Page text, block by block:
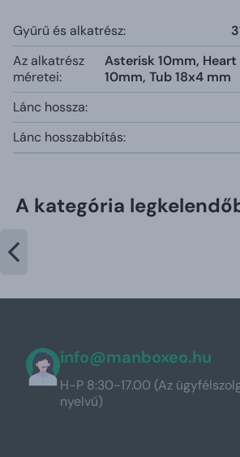
Gyűrű és alkatrész:
Az alkatrész
méretei:
Asterisk 10mm, Heart
10mm, Tub 18x4 mm
Lánc hossza:
Lánc hosszabbítás:
A kategória
info@manboxeo.hu
H-P 8:30-17.00 (Az
nyelvű)